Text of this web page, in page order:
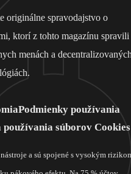
originálne spravodajstvo o
ktorí z tohto magazínu spravili
menách a
Podmienky používania
súborov Cookies
a sú spojené s vysokým